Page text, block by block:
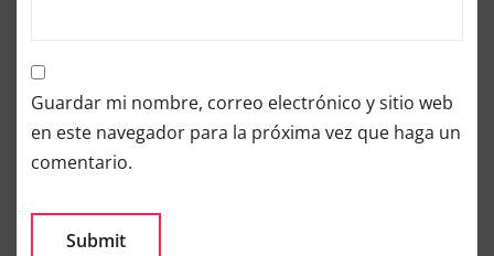
Guardar mi nombre, correo electrónico y sitio web
en este navegador para la próxima vez que haga un
comentario.